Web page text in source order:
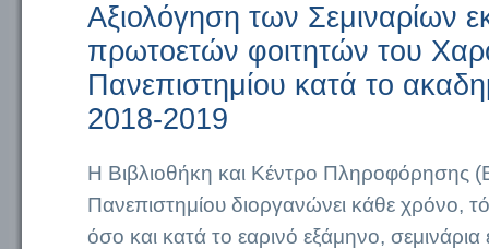
Αξιολόγηση των Σεμιναρίων
πρωτοετών φοιτητών του
Πανεπιστημίου κατά το
2018-2019
Η Βιβλιοθήκη και Κέντρο Πληροφόρησης
Πανεπιστημίου διοργανώνει κάθε χρόνο,
όσο και κατά το εαρινό εξάμηνο,